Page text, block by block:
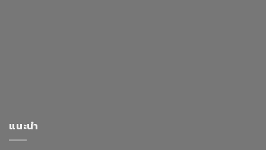
แนะนำ